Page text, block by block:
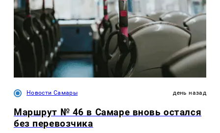
Новости Самары день назад
Маршрут № 46 в Самаре вновь остался
без перевозчика